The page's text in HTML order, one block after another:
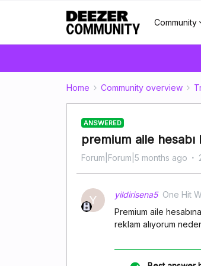
Community
Home Community overview
ANSWERED
premium aile hesabı
Forum|Forum|5 months ago
Y yildirisena5 One Hit
Premium aile
reklam alıyorum